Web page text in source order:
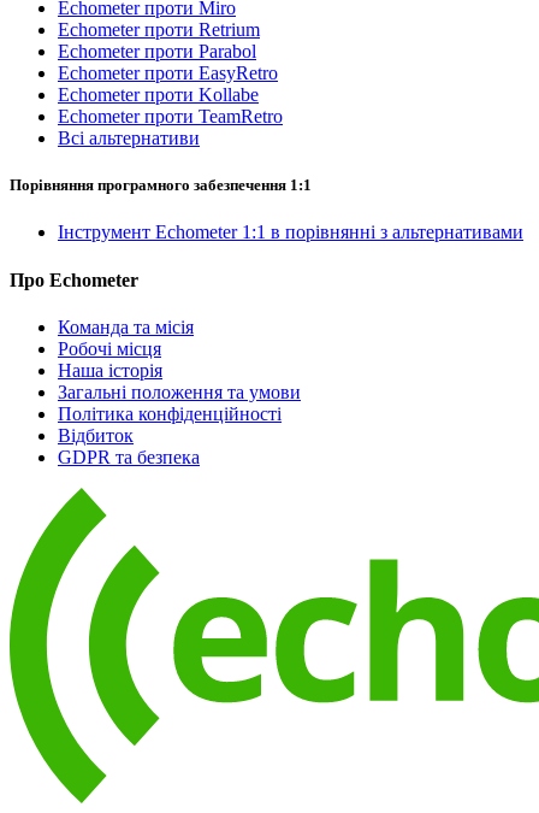
Echometer проти Miro
Echometer проти Retrium
Echometer проти Parabol
Echometer проти EasyRetro
Echometer проти Kollabe
Echometer проти TeamRetro
Всі альтернативи
Порівняння програмного забезпечення 1:1
Інструмент Echometer 1:1 в порівнянні з альтернативами
Про Echometer
Команда та місія
Робочі місця
Наша історія
Загальні положення та умови
Політика конфіденційності
Відбиток
GDPR та безпека